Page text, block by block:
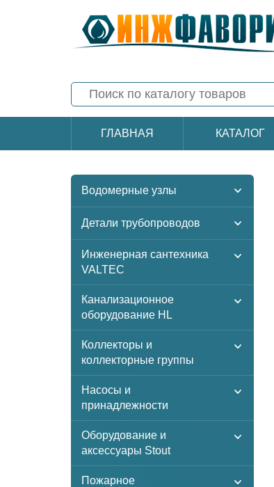
ГЛАВНАЯ КАТАЛОГ
Водомерные узлы
Детали трубопроводов
Инженерная сантехника
VALTEC
Канализационное
оборудование HL
Коллекторы и
коллекторные группы
Насосы и
принадлежности
Оборудование и
аксессуары Stout
Пожарное